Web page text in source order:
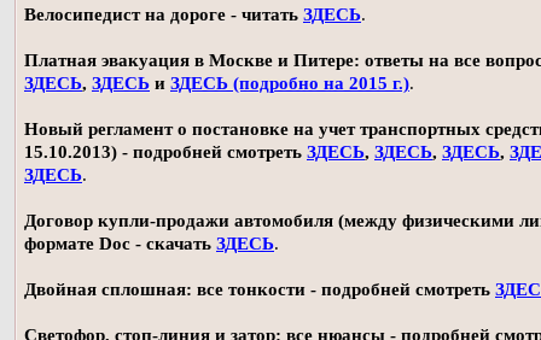
Велосипедист на дороге - читать ЗДЕСЬ.
Платная эвакуация в Москве и Питере: ответы на все
ЗДЕСЬ, ЗДЕСЬ и ЗДЕСЬ (подробно на 2015 г.).
Новый регламент о постановке на учет транспортных
15.10.2013) - подробней смотреть ЗДЕСЬ, ЗДЕСЬ, ЗДЕСЬ,
ЗДЕСЬ.
Договор купли-продажи автомобиля (между физическими
формате Doc - скачать ЗДЕСЬ.
Двойная сплошная: все тонкости - подробней смотреть
Светофор, стоп-линия и затор: все нюансы - подробней